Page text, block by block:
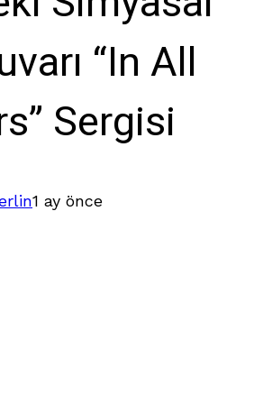
“In All
Sergisi
1 ay önce